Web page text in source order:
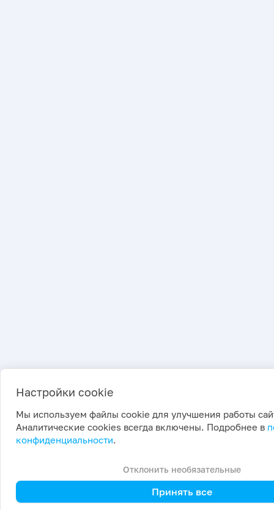
Настройки cookie
Мы используем файлы cookie для улучшения работы
Аналитические cookies всегда включены. Подробнее в
конфиденциальности.
Отклонить необязательные
Принять все